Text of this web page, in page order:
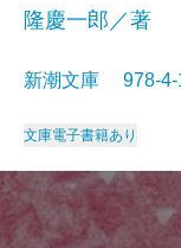
隆慶一郎／著
新潮文庫 978-
文庫電子書籍あり